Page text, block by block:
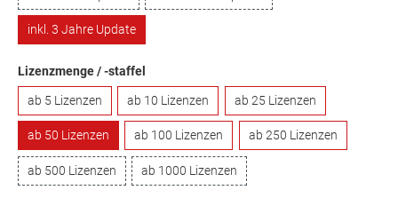
inkl. 3 Jahre Update
Lizenzmenge / -staffel
ab 5 Lizenzen
ab 10 Lizenzen ab 25 Lizenzen
ab 50 Lizenzen ab 100 Lizenzen ab 250 Lizenzen
ab 500 Lizenzen ab 1000 Lizenzen